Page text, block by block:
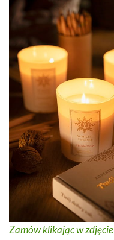
Zamów klikając w zdjęcie